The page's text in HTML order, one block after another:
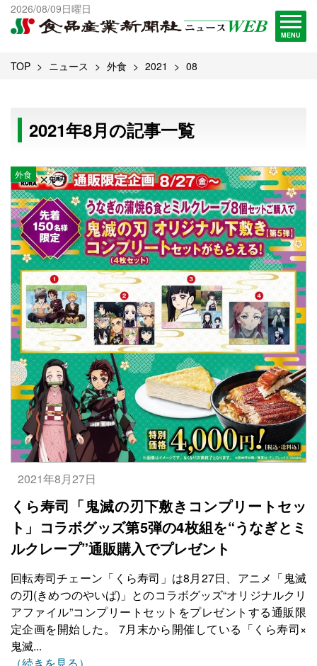
2026/08/09日曜日
MENU
出版物一覧へ
試読・購読申し込み
TOP ニュース 外食 2021 08
2021年8月の記事一覧
外食
2021年8月27日
くら寿司「鬼滅の刃下敷きコンプリートセッ
ト」コラボグッズ第5弾の4枚組を“うなぎとミ
ルクレープ”通販購入でプレゼント
回転寿司チェーン「くら寿司」は8月27日、アニメ「鬼滅
の刃(きめつのやいば)」とのコラボグッズ“オリジナルクリ
アファイル”コンプリートセットをプレゼントする通販限
定企画を開始した。 7月末から開催している「くら寿司×
鬼滅...